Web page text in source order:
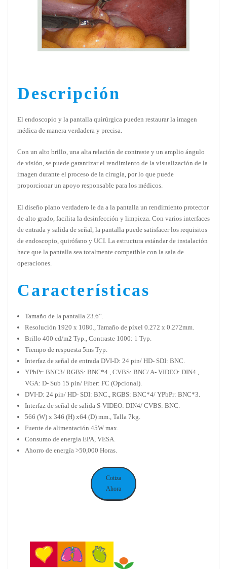
Descripción
El endoscopio y la pantalla quirúrgica pueden restaurar la imagen
médica de manera verdadera y precisa.
Con un alto brillo, una alta relación de contraste y un amplio ángulo
de visión, se puede garantizar el rendimiento de la visualización de la
imagen durante el proceso de la cirugía, por lo que puede
proporcionar un apoyo responsable para los médicos.
El diseño plano verdadero le da a la pantalla un rendimiento protector
de alto grado, facilita la desinfección y limpieza. Con varios interfaces
de entrada y salida de señal, la pantalla puede satisfacer los requisitos
de endoscopio, quirófano y UCI. La estructura estándar de instalación
hace que la pantalla sea totalmente compatible con la sala de
operaciones.
Características
Tamaño de la pantalla 23.6”.
Resolución 1920 x 1080., Tamaño de píxel 0.272 x 0.272mm.
Brillo 400 cd/m2 Typ., Contraste 1000: 1 Typ.
Tiempo de respuesta 5ms Typ.
Interfaz de señal de entrada DVI-D: 24 pin/ HD- SDI: BNC.
YPbPr: BNC3/ RGBS: BNC*4., CVBS: BNC/ A- VIDEO: DIN4.,
VGA: D- Sub 15 pin/ Fiber: FC (Opcional).
DVI-D: 24 pin/ HD- SDI: BNC., RGBS: BNC*4/ YPbPr: BNC*3.
Interfaz de señal de salida S-VIDEO: DIN4/ CVBS: BNC.
566 (W) x 346 (H) x64 (D) mm., Talla 7kg.
Fuente de alimentación 45W max.
Consumo de energía EPA, VESA.
Ahorro de energía >50,000 Horas.
Cotiza
Ahora